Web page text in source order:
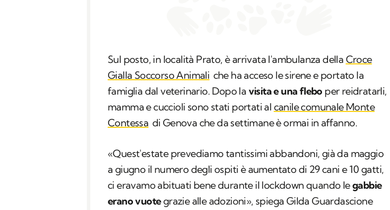
Sul posto, in località Prato, è arrivata l'ambulanza della Croce
Gialla Soccorso Animali che ha acceso le sirene e portato la
famiglia dal veterinario. Dopo la visita e una flebo per reidratarli,
mamma e cuccioli sono stati portati al canile comunale Monte
Contessa di Genova che da settimane è ormai in affanno.
«Quest'estate prevediamo tantissimi abbandoni, già da maggio
a giugno il numero degli ospiti è aumentato di 29 cani e 10 gatti,
ci eravamo abituati bene durante il lockdown quando legabbie
erano vuotegrazie alle adozioni», spiega Gilda Guardascione